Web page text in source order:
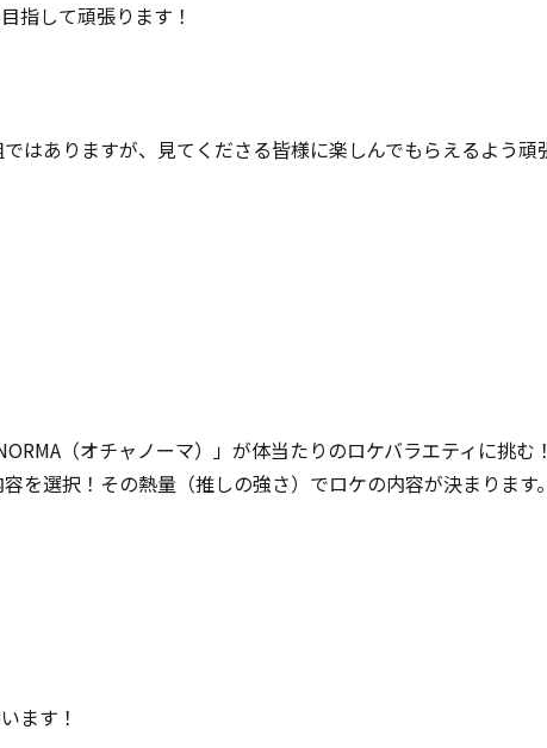
指して頑張ります！
はありますが、見てくださる皆様に楽しんでもらえるよう頑
（オチャノーマ）」が体当たりのロケバラエティに挑
を選択！その熱量（推しの強さ）でロケの内容が決まります
ます！